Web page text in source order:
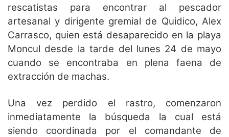
rescatistas para encontrar al pescador
artesanal y dirigente gremial de Quidico, Alex
Carrasco, quien está desaparecido en la playa
Moncul desde la tarde del lunes 24 de mayo
cuando se encontraba en plena faena de
extracción de machas.
Una vez perdido el rastro, comenzaron
inmediatamente la búsqueda la cual está
siendo coordinada por el comandante de